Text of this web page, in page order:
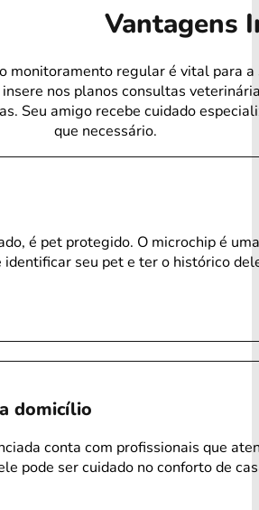
Vantagens
monitoramento regular é vital para a
nos planos consultas
Seu amigo recebe cuidado
que necessário.
é pet protegido. O microchip é
identificar seu pet e ter o histórico
domicílio
conta com profissionais que
pode ser cuidado no conforto de